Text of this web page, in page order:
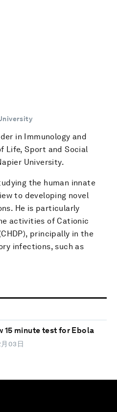
in Immunology and
Life, Sport and Social
University.
the human innate
to developing novel
He is particularly
activities of Cationic
principally in the
infections, such as
15 minute test for Ebola
03日